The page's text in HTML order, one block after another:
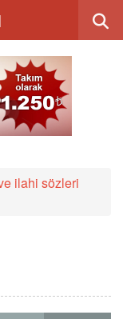
ilahi sözleri